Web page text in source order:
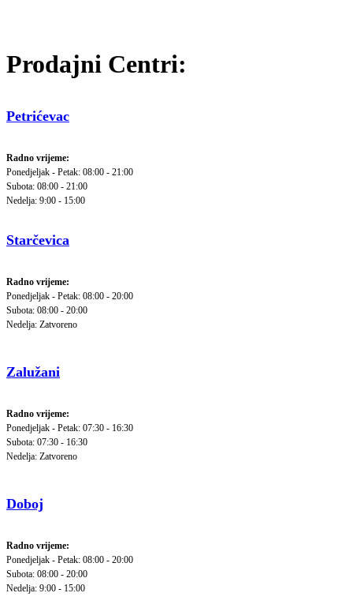
Prodajni Centri:
Petrićevac
Radno vrijeme:
Ponedjeljak - Petak: 08:00 - 21:00
Subota: 08:00 - 21:00
Nedelja: 9:00 - 15:00
Starčevica
Radno vrijeme:
Ponedjeljak - Petak: 08:00 - 20:00
Subota: 08:00 - 20:00
Nedelja: Zatvoreno
Zalužani
Radno vrijeme:
Ponedjeljak - Petak: 07:30 - 16:30
Subota: 07:30 - 16:30
Nedelja: Zatvoreno
Doboj
Radno vrijeme:
Ponedjeljak - Petak: 08:00 - 20:00
Subota: 08:00 - 20:00
Nedelja: 9:00 - 15:00